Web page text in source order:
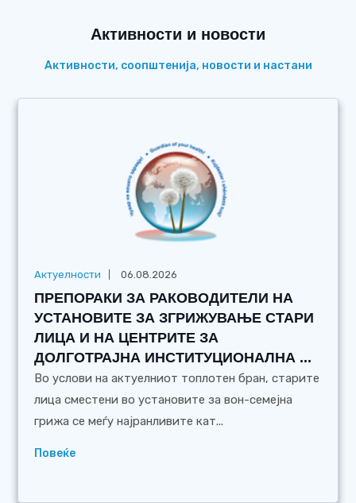
Активности и новости
Активности, соопштенија, новости и настани
Актуелности 06.08.2026
ПРЕПОРАКИ ЗА РАКОВОДИТЕЛИ НА
УСТАНОВИТЕ ЗА ЗГРИЖУВАЊЕ СТАРИ
ЛИЦА И НА ЦЕНТРИТЕ ЗА
ДОЛГОТРАЈНА ИНСТИТУЦИОНАЛНА ...
Во услови на актуелниот топлотен бран, старите
лица сместени во установите за вон-семејна
грижа се меѓу најранливите кат...
Повеќе